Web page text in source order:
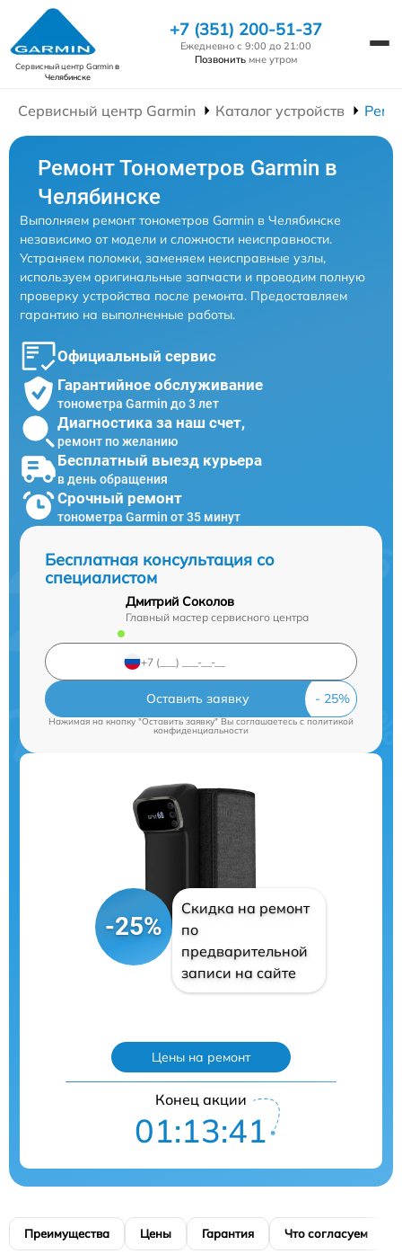
Сервисный центр Garminв
Челябинске
+7 (351) 200-51-37
Ежедневно с 9:00 до 21:00
Позвонить мне утром
Сервисный центр Garmin Каталог устройств
Ремонт Тонометров Garmin в
Челябинске
Выполняем ремонт тонометров Garmin в Челябинске
независимо от модели и сложности неисправности.
Устраняем поломки, заменяем неисправные узлы,
используем оригинальные запчасти и проводим полную
проверку устройства после ремонта. Предоставляем
гарантию на выполненные работы.
Официальный сервис
Гарантийное обслуживание
тонометра Garmin до 3 лет
Диагностика за наш счет,
ремонт по желанию
Бесплатный выезд курьера
в день обращения
Срочный ремонт
тонометра Garmin от 35 минут
Бесплатная консультация со
специалистом
Дмитрий Соколов
Главный мастер сервисного центра
Оставить заявку
Нажимая на кнопку "Оставить заявку" Вы соглашаетесь cполитикой
конфиденциальности
-25%
Скидка на ремонт
по
предварительной
записи на сайте
Цены на ремонт
Конец акции
01:13:40
Преимущества Цены Гарантия Что согласуем